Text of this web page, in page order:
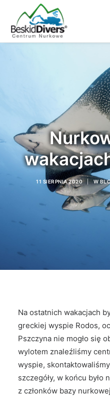
11 SIERPNIA 2020 | W
Na ostatnich wakacjach
greckiej wyspie Rodos,
Pszczyna nie mogło się
wylotem znaleźliśmy
wyspie,
szczegóły, w końcu było
z członków bazy